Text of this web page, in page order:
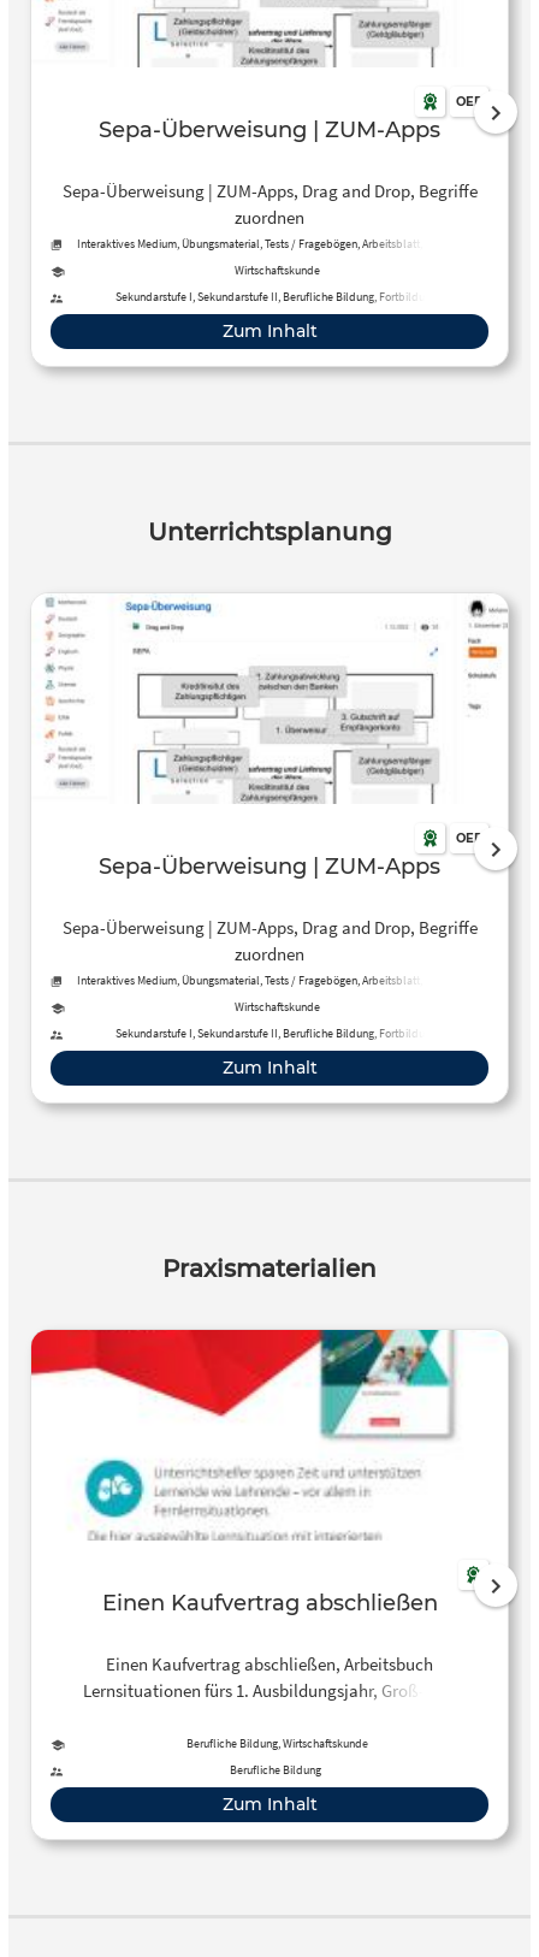
OER
Sepa-Überweisung | ZUM-Apps
Sepa-Überweisung | ZUM-Apps, Drag and Drop, Begriffe
zuordnen
Interaktives Medium, Übungsmaterial, Tests / Fragebögen, Arbeitsblatt, Methoden
Wirtschaftskunde
Sekundarstufe I, Sekundarstufe II, Berufliche Bildung, Fortbildung
Zum Inhalt
Unterrichtsplanung
OER
Sepa-Überweisung | ZUM-Apps
Sepa-Überweisung | ZUM-Apps, Drag and Drop, Begriffe
zuordnen
Interaktives Medium, Übungsmaterial, Tests / Fragebögen, Arbeitsblatt, Methoden
Wirtschaftskunde
Sekundarstufe I, Sekundarstufe II, Berufliche Bildung, Fortbildung
Zum Inhalt
Praxismaterialien
Einen Kaufvertrag abschließen
Einen Kaufvertrag abschließen, Arbeitsbuch
Lernsituationen fürs 1. Ausbildungsjahr, Groß- und
Berufliche Bildung, Wirtschaftskunde
Berufliche Bildung
Zum Inhalt